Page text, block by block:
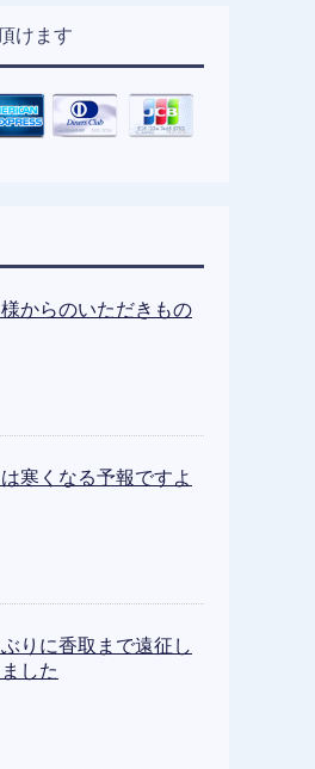
けます
からのいただきもの
寒くなる予報ですよ
りに香取まで遠征し
した